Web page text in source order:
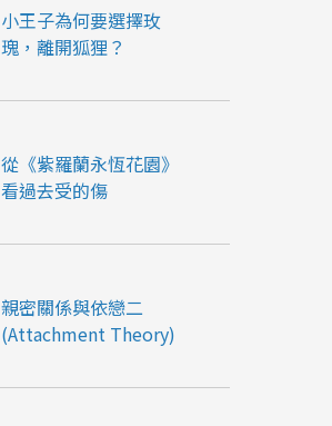
小王子為何要選擇玫
瑰，離開狐狸？
從《紫羅蘭永恆花園》
看過去受的傷
親密關係與依戀二
(Attachment Theory)